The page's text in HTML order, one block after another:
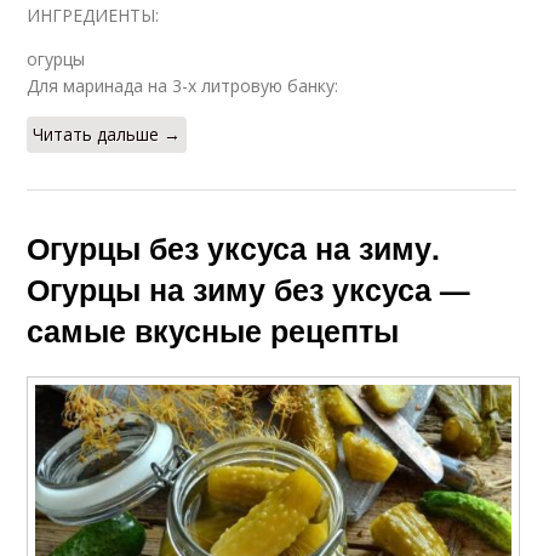
ИНГРЕДИЕНТЫ:
огурцы
Для маринада на 3-х литровую банку:
Читать дальше →
Огурцы без уксуса на зиму.
Огурцы на зиму без уксуса —
самые вкусные рецепты